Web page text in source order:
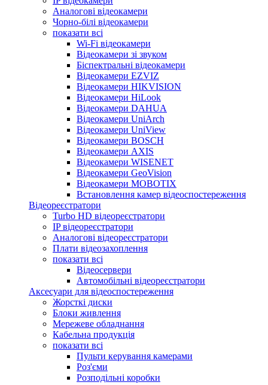
Аналогові відеокамери
Чорно-білі відеокамери
показати всі
Wi-Fi відеокамери
Відеокамери зі звуком
Біспектральні відеокамери
Відеокамери EZVIZ
Відеокамери HIKVISION
Відеокамери HiLook
Відеокамери DAHUA
Відеокамери UniArch
Відеокамери UniView
Відеокамери BOSCH
Відеокамери AXIS
Відеокамери WISENET
Відеокамери GeoVision
Відеокамери MOBOTIX
Встановлення камер відеоспостереження
Відеореєстратори
Turbo HD відеореєстратори
IP відеореєстратори
Аналогові відеореєстратори
Плати відеозахоплення
показати всі
Відеосервери
Автомобільні відеореєстратори
Аксесуари для відеоспостереження
Жорсткі диски
Блоки живлення
Мережеве обладнання
Кабельна продукція
показати всі
Пульти керування камерами
Роз'єми
Розподільні коробки